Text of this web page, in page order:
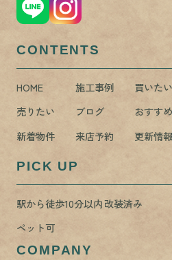
CONTENTS
HOME 施工事例 買いたい
売りたい
ブログ おすす
新着物件
来店予約 更新情報
PICK UP
駅から徒歩10分以内改装済み
ペット可
COMPANY